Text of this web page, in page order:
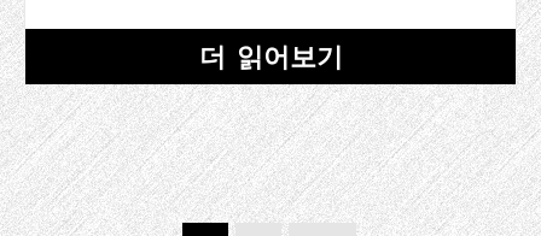
더 읽어보기